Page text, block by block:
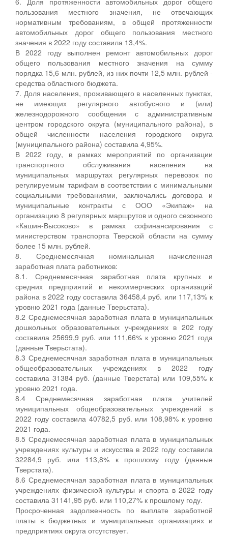
пользования местного значения, не отвечающих
нормативным требованиям, в общей протяженности
автомобильных дорог общего пользования местного
значения в 2022 году составила 13,4%.
В 2022 году выполнен ремонт автомобильных дорог
общего пользования местного значения на сумму
порядка 15,6 млн. рублей, из них почти 12,5 млн. рублей -
средства областного бюджета.
7. Доля населения, проживающего в населенных пунктах,
не имеющих регулярного автобусного и (или)
железнодорожного сообщения с административным
центром городского округа (муниципального района), в
общей численности населения городского округа
(муниципального района) составила 4,95%.
В 2022 году, в рамках мероприятий по организации
транспортного обслуживания населения на
муниципальных маршрутах регулярных перевозок по
регулируемым тарифам в соответствии с минимальными
социальными требованиями, заключались договора и
муниципальные контракты с ООО «Экипаж» на
организацию 8 регулярных маршрутов и одного сезонного
«Кашин-Высоково» в рамках софинансирования с
министерством транспорта Тверской области на сумму
более 15 млн. рублей.
8. Среднемесячная номинальная начисленная
заработная плата работников:
8.1. Среднемесячная заработная плата крупных и
средних предприятий и некоммерческих организаций
района в 2022 году составила 36458,4 руб. или 117,13% к
уровню 2021 года (данные Тверьстата).
8.2 Среднемесячная заработная плата в муниципальных
дошкольных образовательных учреждениях в 202 году
составила 25699,9 руб. или 111,66% к уровню 2021 года
(данные Тверьстата).
8.3 Среднемесячная заработная плата в муниципальных
общеобразовательных учреждениях в 2022 году
составила 31384 руб. (данные Тверстата) или 109,55% к
уровню 2021 года.
8.4 Среднемесячная заработная плата учителей
муниципальных общеобразовательных учреждений в
2022 году составила 40782,5 руб. или 108,98% к уровню
2021 года.
8.5 Среднемесячная заработная плата в муниципальных
учреждениях культуры и искусства в 2022 году составила
32284,9 руб. или 113,8% к прошлому году (данные
Тверстата).
8.6 Среднемесячная заработная плата в муниципальных
учреждениях физической культуры и спорта в 2022 году
составила 31141,95 руб. или 110,27% к прошлому году.
Просроченная задолженность по выплате заработной
платы в бюджетных и муниципальных организациях и
предприятиях округа отсутствует.